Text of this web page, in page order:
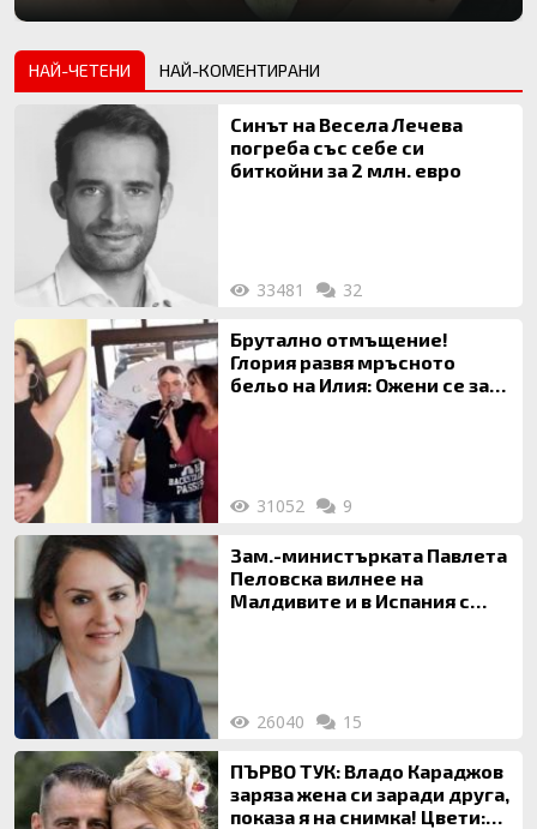
НАЙ-ЧЕТЕНИ НАЙ-КОМЕНТИРАНИ
Синът на Весела Лечева
погреба със себе си
биткойни за 2 млн. евро
33481 32
Брутално отмъщение!
Глория развя мръсното
бельо на Илия: Ожени се за
31052 9
Зам.-министърката Павлета
Пеловска вилнее на
Малдивите и в Испания с
26040 15
ПЪРВО ТУК: Владо Караджов
заряза жена си заради друга,
показа я на снимка! Цвети: